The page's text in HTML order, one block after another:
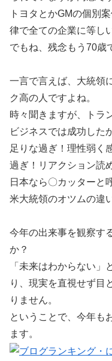
トヨタとかGMの個別
律で全ての企業に等し
でもね、残念もう70歳
一言で言えば、大統領
ク高の人ですよね。
時々聞きますが、トラ
ビジネスでは成功した
足りな過ぎ！理性弱く
過ぎ！リアクション読
日本なら〇カッターと
米大統領のオツムの違
今年の出来事を観察す
か？
「未来はわからない」
り、現実を直視せず目
りません。
ということで、今年も
ます。